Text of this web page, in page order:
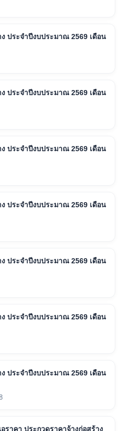
ประจำปีงบประมาณ 2569 เดือน
ประจำปีงบประมาณ 2569 เดือน
ประจำปีงบประมาณ 2569 เดือน
ประจำปีงบประมาณ 2569 เดือน
ประจำปีงบประมาณ 2569 เดือน
ประจำปีงบประมาณ 2569 เดือน
ประจำปีงบประมาณ 2569 เดือน
ราคา ประกวดราคาจ้างก่อสร้าง